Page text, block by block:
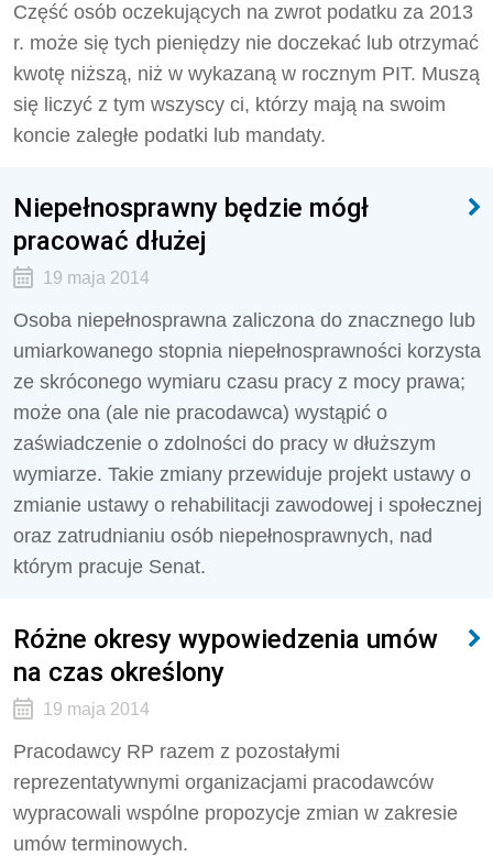
Część osób oczekujących na zwrot podatku za 2013
r. może się tych pieniędzy nie doczekać lub otrzymać
kwotę niższą, niż w wykazaną w rocznym PIT. Muszą
się liczyć z tym wszyscy ci, którzy mają na swoim
koncie zaległe podatki lub mandaty.
Niepełnosprawny będzie mógł
pracować dłużej
19 maja 2014
Osoba niepełnosprawna zaliczona do znacznego lub
umiarkowanego stopnia niepełnosprawności korzysta
ze skróconego wymiaru czasu pracy z mocy prawa;
może ona (ale nie pracodawca) wystąpić o
zaświadczenie o zdolności do pracy w dłuższym
wymiarze. Takie zmiany przewiduje projekt ustawy o
zmianie ustawy o rehabilitacji zawodowej i społecznej
oraz zatrudnianiu osób niepełnosprawnych, nad
którym pracuje Senat.
Różne okresy wypowiedzenia umów
na czas określony
19 maja 2014
Pracodawcy RP razem z pozostałymi
reprezentatywnymi organizacjami pracodawców
wypracowali wspólne propozycje zmian w zakresie
umów terminowych.